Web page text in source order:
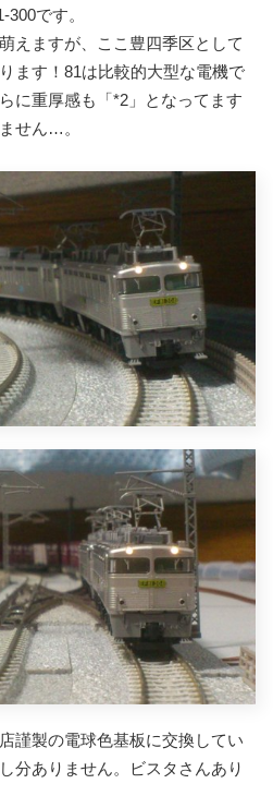
です。
えますが、ここ豊四季区として
ます！81は比較的大型な電機で
に重厚感も「*2」となってます
せん…。
謹製の電球色基板に交換してい
分ありません。ビスタさんあり